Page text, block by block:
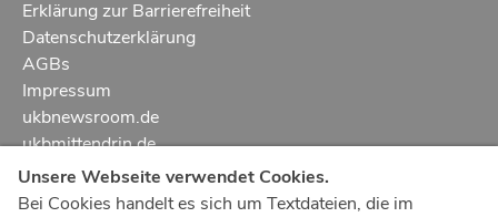
Erklärung zur Barrierefreiheit
Datenschutzerklärung
AGBs
Impressum
ukbnewsroom.de
ukbmittendrin.de
Notruf112
Unsere Webseite verwendet Cookies.
Bei Cookies handelt es sich um Textdateien, die im